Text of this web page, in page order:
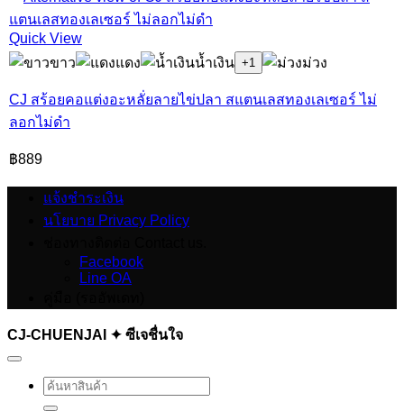
Quick View
ขาว
แดง น้ำเงิน +1 ม่วง
CJ สร้อยคอแต่งอะหลั่ยลายไข่ปลา สแตนเลสทองเลเซอร์ ไม่
ลอกไม่ดำ
฿889
แจ้งชำระเงิน
นโยบาย Privacy Policy
Facebook
Line OA
CJ-CHUENJAI ✦ ซีเจชื่นใจ
ค้นหา: